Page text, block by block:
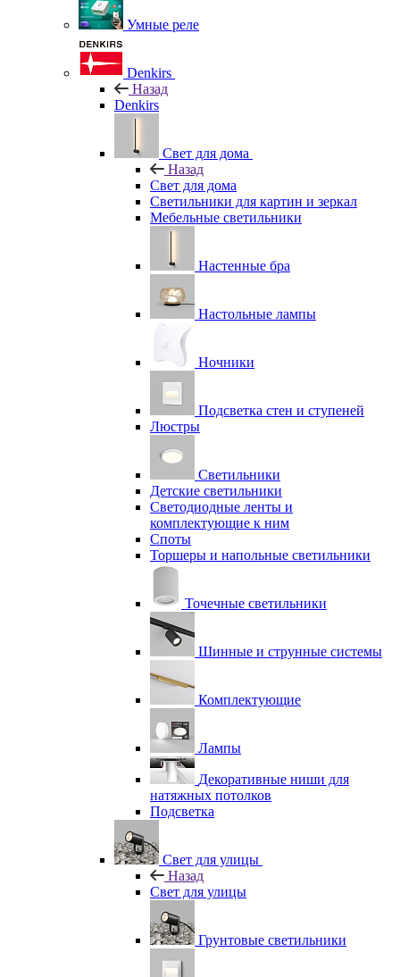
Умные реле
Denkirs
Назад
Denkirs
Свет для дома
Назад
Свет для дома
Светильники для картин и зеркал
Мебельные светильники
Настенные бра
Настольные лампы
Ночники
Подсветка стен и ступеней
Люстры
Светильники
Детские светильники
Светодиодные ленты и
комплектующие к ним
Споты
Торшеры и напольные светильники
Точечные светильники
Шинные и струнные системы
Комплектующие
Лампы
Декоративные ниши для
натяжных потолков
Подсветка
Свет для улицы
Назад
Свет для улицы
Грунтовые светильники